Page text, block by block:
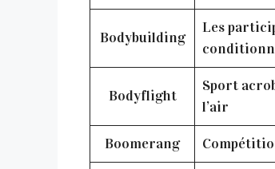
Bodybuilding
Les
Bodyflight
Sport
l’air
Boomerang